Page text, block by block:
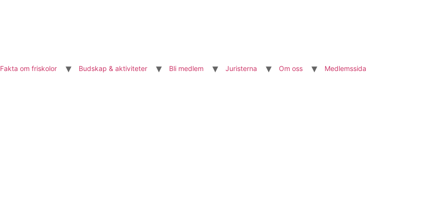
Fakta om friskolor Budskap & aktiviteter Bli medlem Juristerna Om oss Medlemssida